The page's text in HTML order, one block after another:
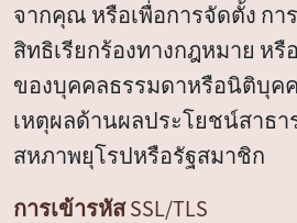
จากคุณ หรือเพื่อการจัดตั้ง กา
สิทธิเรียกร้องทางกฎหมาย หรื
ของบุคคลธรรมดาหรือนิติบุค
เหตุผลด้านผลประโยชน์สาธ
สหภาพยุโรปหรือรัฐสมาชิก
การเข้ารหัส SSL/TLS